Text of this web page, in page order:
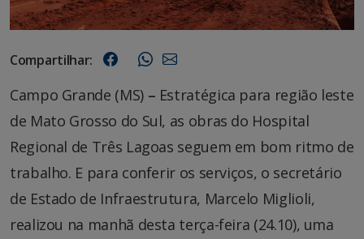
Compartilhar:
Campo Grande (MS)– Estratégica para região leste
de Mato Grosso do Sul, as obras do Hospital
Regional de Três Lagoas seguem em bom ritmo de
trabalho. E para conferir os serviços, o secretário
de Estado de Infraestrutura, Marcelo Miglioli,
realizou na manhã desta terça-feira (24.10), uma